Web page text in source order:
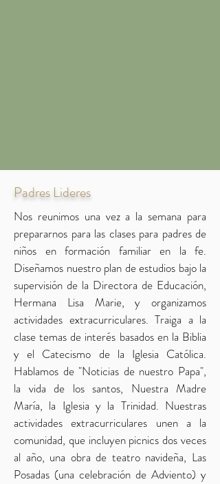
Padres Lideres
Nos reunimos una vez a la semana para
prepararnos para las clases para padres de
niños en formación familiar en la fe.
Diseñamos nuestro plan de estudios bajo la
supervisión de la Directora de Educación,
Hermana Lisa Marie, y organizamos
actividades extracurriculares. Traiga a la
clase temas de interés basados en la Biblia
y el Catecismo de la Iglesia Católica.
Hablamos de "Noticias de nuestro Papa",
la vida de los santos, Nuestra Madre
María, la Iglesia y la Trinidad. Nuestras
actividades extracurriculares unen a la
comunidad, que incluyen picnics dos veces
al año, una obra de teatro navideña, Las
Posadas (una celebración de Adviento) y